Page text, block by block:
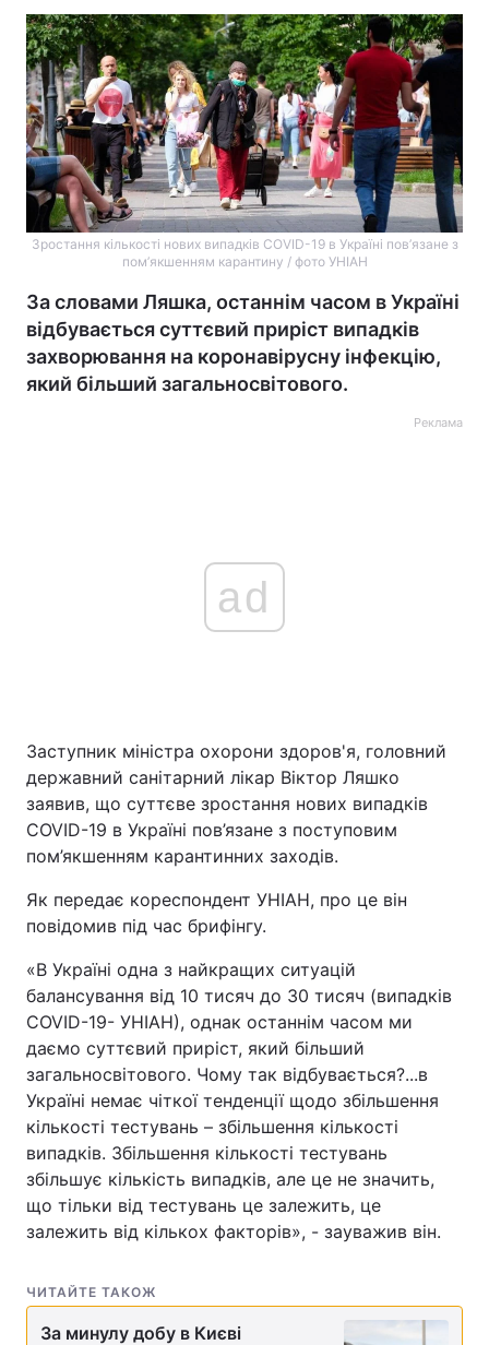
Зростання кількості нових випадків COVID-19 в Україні пов’язане з
пом’якшенням карантину / фото УНІАН
За словами Ляшка, останнім часом в Україні
відбувається суттєвий приріст випадків
захворювання на коронавірусну інфекцію,
який більший загальносвітового.
Реклама
ad
Заступник міністра охорони здоров'я, головний
державний санітарний лікар Віктор Ляшко
заявив, що суттєве зростання нових випадків
COVID-19 в Україні пов’язане з поступовим
пом’якшенням карантинних заходів.
Як передає кореспондент УНІАН, про це він
повідомив під час брифінгу.
«В Україні одна з найкращих ситуацій
балансування від 10 тисяч до 30 тисяч (випадків
COVID-19- УНІАН), однак останнім часом ми
даємо суттєвий приріст, який більший
загальносвітового. Чому так відбувається?...в
Україні немає чіткої тенденції щодо збільшення
кількості тестувань – збільшення кількості
випадків. Збільшення кількості тестувань
збільшує кількість випадків, але це не значить,
що тільки від тестувань це залежить, це
залежить від кількох факторів», - зауважив він.
ЧИТАЙТЕ ТАКОЖ
За минулу добу в Києві